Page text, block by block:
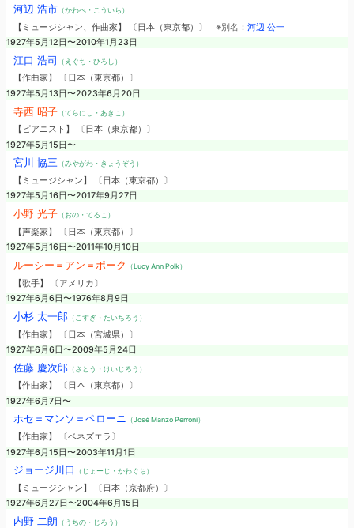
河辺 浩市 （かわべ・こういち）
【ミュージシャン、作曲家】 〔日本（東京都）〕 ※別名： 河辺 公一
1927年5月12日〜2010年1月23日
江口 浩司 （えぐち・ひろし）
【作曲家】 〔日本（東京都）〕
1927年5月13日〜2023年6月20日
寺西 昭子（てらにし・あきこ）
【ピアニスト】 〔日本（東京都）〕
1927年5月15日〜
宮川 協三 （みやがわ・きょうぞう）
【ミュージシャン】 〔日本（東京都）〕
1927年5月16日〜2017年9月27日
小野 光子（おの・てるこ）
【声楽家】 〔日本（東京都）〕
1927年5月16日〜2011年10月10日
ルーシー＝アン＝ポーク （Lucy Ann Polk）
【歌手】 〔アメリカ〕
1927年6月6日〜1976年8月9日
小杉 太一郎（こすぎ・たいちろう）
【作曲家】 〔日本（宮城県）〕
1927年6月6日〜2009年5月24日
佐藤 慶次郎（さとう・けいじろう）
【作曲家】 〔日本（東京都）〕
1927年6月7日〜
ホセ＝マンソ＝ペローニ （José Manzo Perroni）
【作曲家】 〔ベネズエラ〕
1927年6月15日〜2003年11月1日
ジョージ川口 （じょーじ・かわぐち）
【ミュージシャン】 〔日本（京都府）〕
1927年6月27日〜2004年6月15日
内野 二朗 （うちの・じろう）